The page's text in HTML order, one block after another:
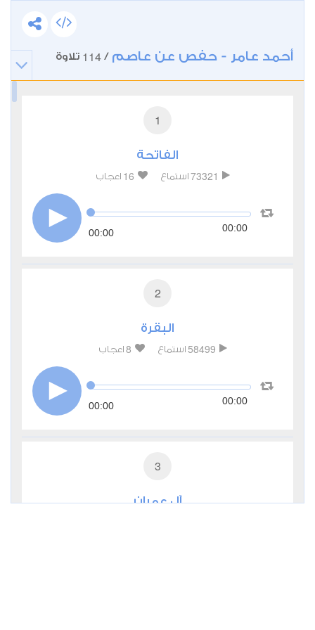
أحمد عامر - حفص عن عاصم /
114 تلاوة
1
الفاتحة
73321 استماع 16 اعجاب
00:00 00:00
2
البقرة
58499 استماع 8 اعجاب
00:00 00:00
3
آل عمران